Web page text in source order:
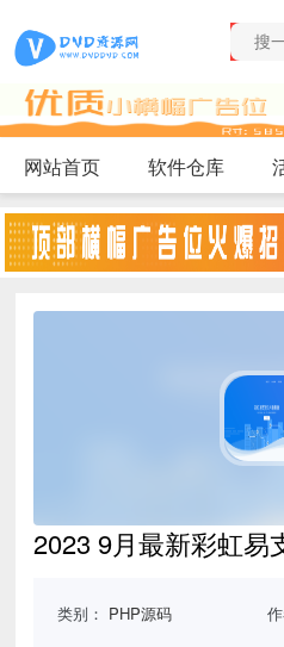
网站首页 软件仓库
2023 9月最新彩虹易
类别： PHP源码